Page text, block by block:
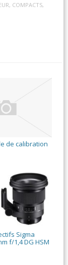
, COMPACTS,
de calibration
Sigma
f/1,4 DG HSM